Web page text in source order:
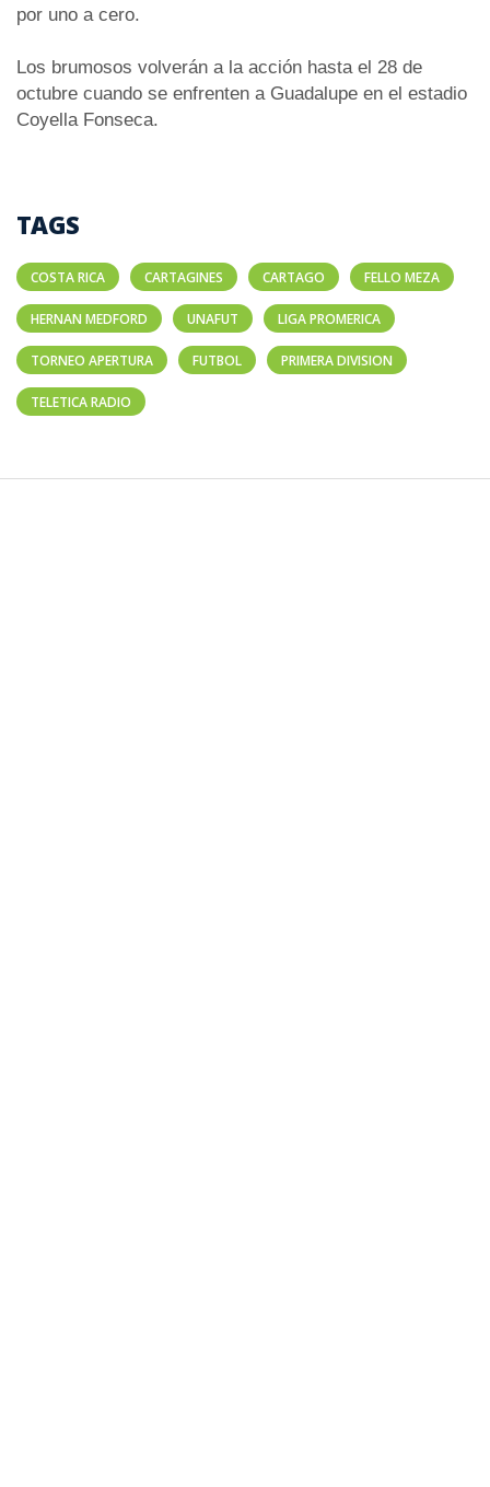
por uno a cero.
Los brumosos volverán a la acción hasta el 28 de
octubre cuando se enfrenten a Guadalupe en el estadio
Coyella Fonseca.
TAGS
COSTA RICA CARTAGINES CARTAGO FELLO MEZA
HERNAN MEDFORD UNAFUT LIGA PROMERICA
TORNEO APERTURA FUTBOL PRIMERA DIVISION
TELETICA RADIO